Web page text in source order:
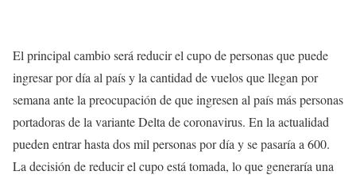
El principal cambio será reducir el cupo de personas que puede
ingresar por día al país y la cantidad de vuelos que llegan por
semana ante la preocupación de que ingresen al país más personas
portadoras de la variante Delta de coronavirus. En la actualidad
pueden entrar hasta dos mil personas por día y se pasaría a 600.
La decisión de reducir el cupo está tomada, lo que generaría una